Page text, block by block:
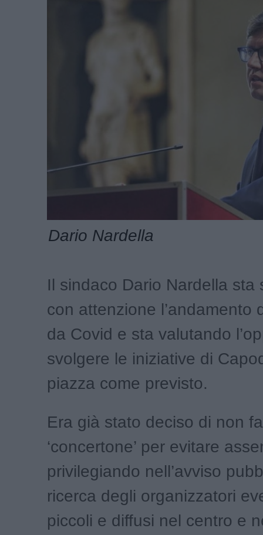
Dario Nardella
Il sindaco Dario Nardella sta
con attenzione l’andamento
da Covid e sta valutando
svolgere le iniziative di
piazza come previsto.
Era già stato deciso di non
‘concertone’ per evitare
privilegiando nell’avviso
ricerca degli organizzatori
piccoli e diffusi nel centro e